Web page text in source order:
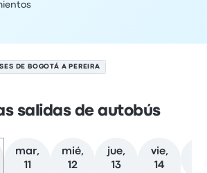
DE BOGOTÁ A PEREIRA
salidas de autobús
mar,
11
mié,
12
jue,
13
vie,
14